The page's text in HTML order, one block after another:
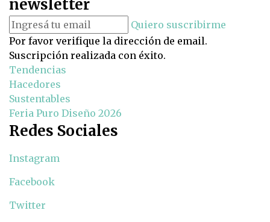
newsletter
Quiero suscribirme
Por favor verifique la dirección de email.
Suscripción realizada con éxito.
Tendencias
Hacedores
Sustentables
Feria Puro Diseño 2026
Redes Sociales
Instagram
Facebook
Twitter